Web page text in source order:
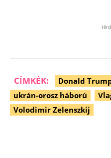
CÍMKÉK: Donald
ukrán-orosz háború
Volodimir Zelenszkij